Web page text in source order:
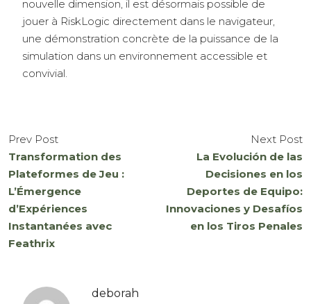
nouvelle dimension, il est désormais possible de
jouer à RiskLogic directement dans le navigateur,
une démonstration concrète de la puissance de la
simulation dans un environnement accessible et
convivial.
Prev Post
Transformation des
Plateformes de Jeu :
L’Émergence
d’Expériences
Instantanées avec
Feathrix
Next Post
La Evolución de las
Decisiones en los
Deportes de Equipo:
Innovaciones y Desafíos
en los Tiros Penales
deborah